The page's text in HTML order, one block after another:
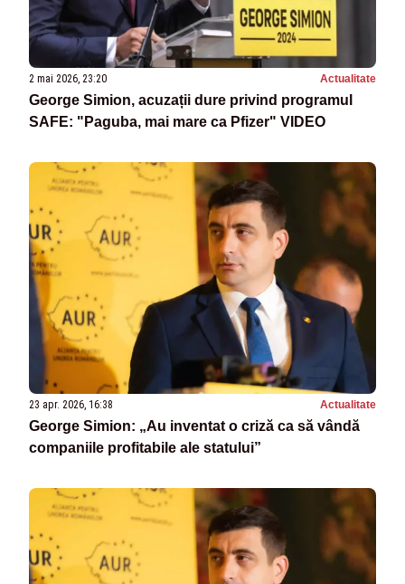
2 mai 2026, 23:20 Actualitate
George Simion, acuzații dure privind programul
SAFE: "Paguba, mai mare ca Pfizer" VIDEO
23 apr. 2026, 16:38 Actualitate
George Simion: „Au inventat o criză ca să vândă
companiile profitabile ale statului”